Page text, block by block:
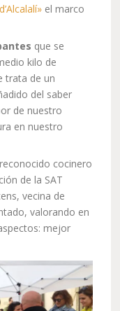
el marco
que se
kilo de
trata de un
del saber
de nuestro
en nuestro
cocinero
de la SAT
vecina de
valorando en
mejor